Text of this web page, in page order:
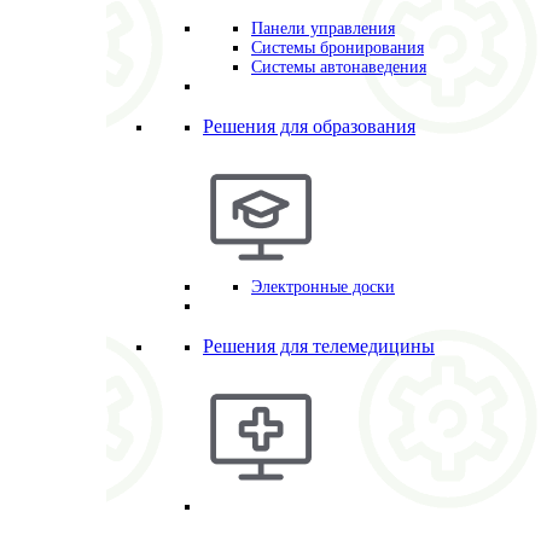
Панели управления
Системы бронирования
Системы автонаведения
Решения для образования
Электронные доски
Решения для телемедицины